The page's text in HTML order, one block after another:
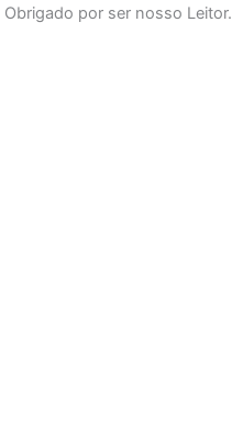
Obrigado por ser nosso Leitor.